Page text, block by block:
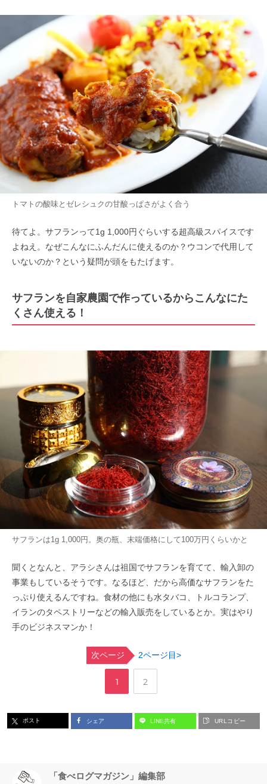
トマトの酸味とゼレシュクの甘酸っぱさがよく合う
待てよ。サフランって1g 1,000円ぐらいする超高級スパイスです
よねえ。なぜこんなにふんだんに使えるのか？ウコンで代用して
いないのか？という疑問が頭をもたげます。
サフランを自家農園で作っているからこんなにた
くさん使える！
サフランは1g 1,000円。奥の瓶、末端価格にして100万円くらいかと
聞くとなんと、アラシさんは祖国でサフランを育てて、輸入卸の
事業もしているそうです。なるほど、だから高価なサフランをた
っぷり使えるんですね。食材の他にも水タバコ、トルコランプ、
イランのタペストリーなどの輸入販売をしているとか。実はやり
手のビジネスマンか！
次ページ 2ページ目>
ペ
ジ
1
,
ペ
ジ
2
ポスト シェア LINE共有 URLコピー
「食べログマガジン」編集部